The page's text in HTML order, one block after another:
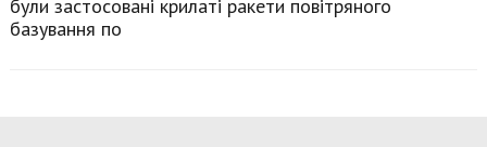
були застосовані крилаті ракети повітряного
базування по